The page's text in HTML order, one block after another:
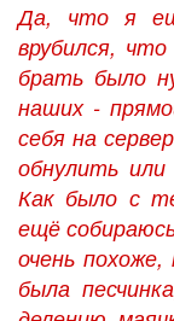
Да, что я
врубился,
брать было
наших -
себя на
обнулить
Как было с
ещё
очень
была